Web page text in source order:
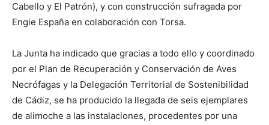
Cabello y El Patrón), y con construcción sufragada por
Engie España en colaboración con Torsa.
La Junta ha indicado que gracias a todo ello y coordinado
por el Plan de Recuperación y Conservación de Aves
Necrófagas y la Delegación Territorial de Sostenibilidad
de Cádiz, se ha producido la llegada de seis ejemplares
de alimoche a las instalaciones, procedentes por una